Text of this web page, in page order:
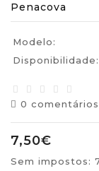
Penacova
Modelo:
Disponibilidade:
0 comentários
7,50€
Sem impostos: